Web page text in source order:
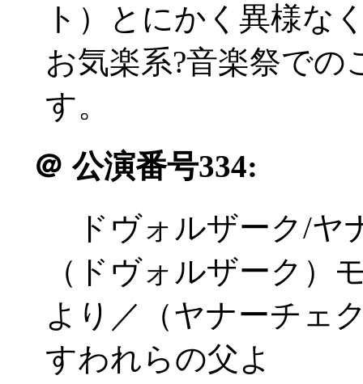
ト）とにかく異様な
お気楽系?音楽祭で
す。
＠ 公演番号334:
ドヴォルザーク/ヤ
（ドヴォルザーク）
より／（ヤナーチェ
すわれらの父よ